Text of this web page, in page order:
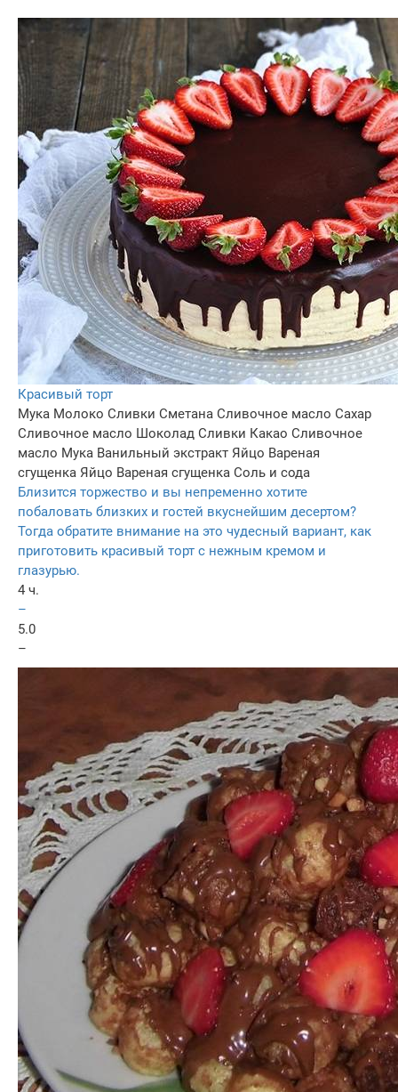
Красивый торт
Мука Молоко Сливки Сметана Сливочное масло Сахар
Сливочное масло Шоколад Сливки Какао Сливочное
масло Мука Ванильный экстракт Яйцо Вареная
сгущенка Яйцо Вареная сгущенка Соль и сода
Близится торжество и вы непременно хотите
побаловать близких и гостей вкуснейшим десертом?
Тогда обратите внимание на это чудесный вариант, как
приготовить красивый торт с нежным кремом и
глазурью.
4 ч.
–
5.0
–